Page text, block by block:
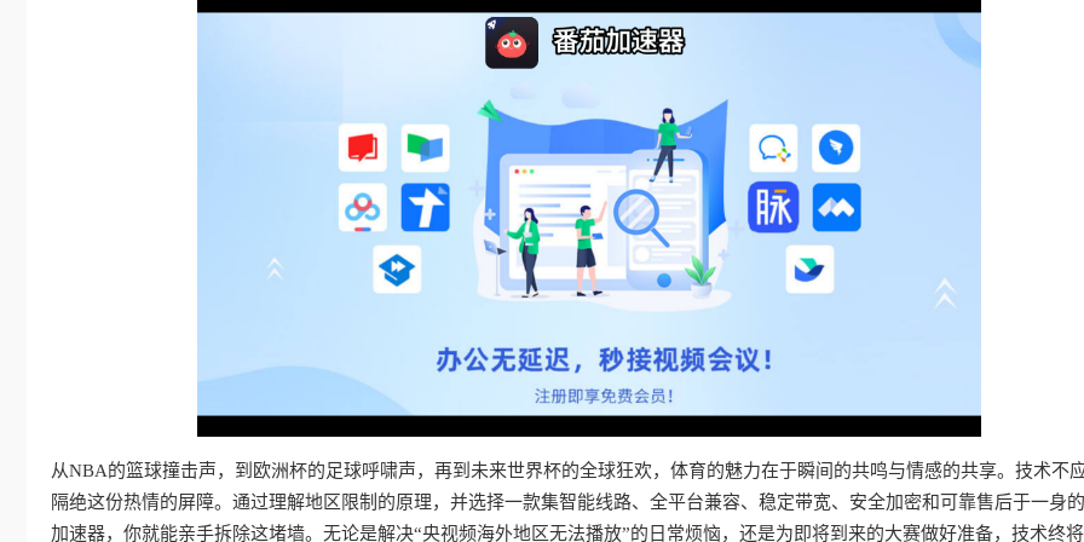
从NBA的篮球撞击声，到欧洲杯的足球呼啸声，再到未来世界杯的全球狂欢，体育的魅力在于瞬间的共鸣与情感的共享。技术不
隔绝这份热情的屏障。通过理解地区限制的原理，并选择一款集智能线路、全平台兼容、稳定带宽、安全加密和可靠售后于一身
加速器，你就能亲手拆除这堵墙。无论是解决“央视频海外地区无法播放”的日常烦恼，还是为即将到来的大赛做好准备，技术终